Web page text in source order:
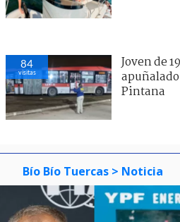
84
visitas
Joven de
apuñalado
Pintana
Bío Bío Tuercas > Noticia